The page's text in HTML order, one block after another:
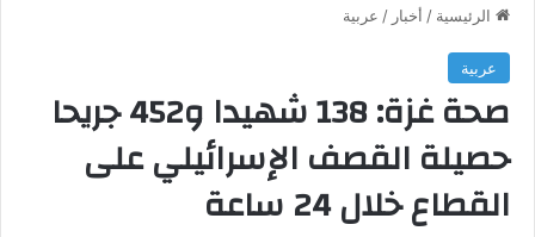
الرئيسية / أخبار / عربية
عربية
صحة غزة: 138 شهيدا و452 جريحا
حصيلة القصف الإسرائيلي على
القطاع خلال 24 ساعة